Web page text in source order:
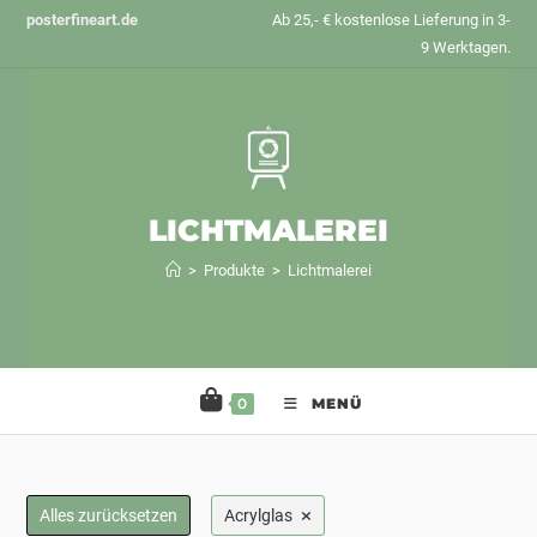
Zumposterfineart.de
Ab 25,- € kostenlose Lieferung in 3-
9 Werktagen.
LICHTMALEREI
> Produkte > Lichtmalerei
0 MENÜ
Alles zurücksetzen Acrylglas ×